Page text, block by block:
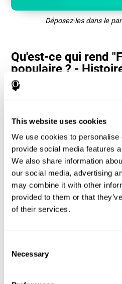
This website uses cookies
We use cookies to personalise
provide social media features
We also share information
our social media, advertising
may combine it with other
provided to them or that
of their services.
Selection
Necessary
Déposez-les dans le
Qu'est-ce qui rend
populaire ? -
Les jeux de perception visuelle et
fixer des objectifs de plus en plus
une plus grande dextérité des
contribuant à les stimuler.
Comment le jeu
améliore-t-il mes
cognitives ?
Jouer "Fruit Frenzy" stimule un
spécifique. La répétition et
schéma peuvent aider à optimiser
"Fruit Frenzy" aide à exercer la
réaction et la coordination œil-
ces compétences peut aider à